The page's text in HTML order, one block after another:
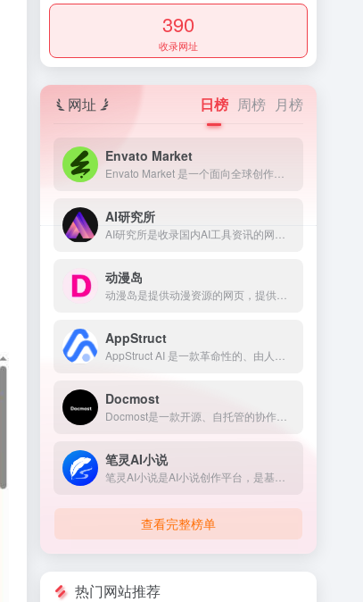
390
收录网址
网址 日榜 周榜 月榜
Envato Market
AI研究所
动漫岛
AppStruct
Docmost
笔灵AI小说
查看完整榜单
热门网站推荐